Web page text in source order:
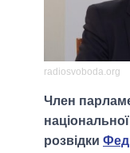
radiosvoboda.org
Член
розвідки